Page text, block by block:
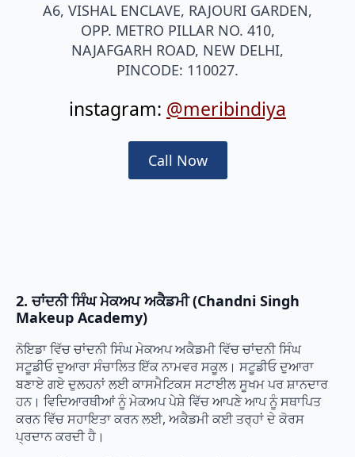
A6, VISHAL ENCLAVE, RAJOURI GARDEN,
OPP. METRO PILLAR NO. 410,
NAJAFGARH ROAD, NEW DELHI,
PINCODE: 110027.
instagram: @meribindiya
Call Now
2. ਚਾਂਦਨੀ ਸਿੰਘ ਮੇਕਅਪ ਅਕੈਡਮੀ (Chandni Singh
Makeup Academy)
ਨੋਇਡਾ ਵਿੱਚ ਚਾਂਦਨੀ ਸਿੰਘ ਮੇਕਅਪ ਅਕੈਡਮੀ ਵਿੱਚ ਚਾਂਦਨੀ ਸਿੰਘ
ਸਟੂਡੀਓ ਦੁਆਰਾ ਸੰਚਾਲਿਤ ਇੱਕ ਨਾਮਵਰ ਸਕੂਲ। ਸਟੂਡੀਓ ਦੁਆਰਾ
ਬਣਾਏ ਗਏ ਦੁਲਹਨਾਂ ਲਈ ਕਾਸਮੈਟਿਕਸ ਸਟਾਈਲ ਸੂਖਮ ਪਰ ਸ਼ਾਨਦਾਰ
ਹਨ। ਵਿਦਿਆਰਥੀਆਂ ਨੂੰ ਮੇਕਅਪ ਪੇਸ਼ੇ ਵਿੱਚ ਆਪਣੇ ਆਪ ਨੂੰ ਸਥਾਪਿਤ
ਕਰਨ ਵਿੱਚ ਸਹਾਇਤਾ ਕਰਨ ਲਈ, ਅਕੈਡਮੀ ਕਈ ਤਰ੍ਹਾਂ ਦੇ ਕੋਰਸ
ਪ੍ਰਦਾਨ ਕਰਦੀ ਹੈ।